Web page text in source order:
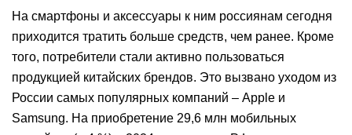
На смартфоны и аксессуары к ним россиянам сегодня
приходится тратить больше средств, чем ранее. Кроме
того, потребители стали активно пользоваться
продукцией китайских брендов. Это вызвано уходом из
России самых популярных компаний – Apple и
Samsung. На приобретение 29,6 млн мобильных